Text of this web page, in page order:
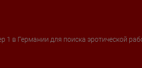
1 в Германии для поиска эротической